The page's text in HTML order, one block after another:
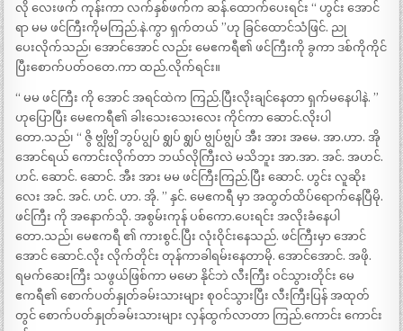
လို လေးဖက် ကုန်းကာ လက်နှစ်ဖက်က ဆန်.ထောက်ပေးရင်း “ ဟွင်း အောင်
ရာ မမ ဖင်ကြီးကိုမကြည်.နဲ.ကွာ ရှက်တယ် ”ဟု ခြင်ထောင်သံဖြင်. ညု
ပေးလိုက်သည်၊ အောင်အောင် လည်း မေဧကရီ၏ ဖင်ကြီးကို ခွကာ ဒစ်ကိုကိုင်
ပြီးစောက်ပတ်ဝတေ.ကာ ထည်.လိုက်ရင်း။
“ မမ ဖင်ကြီး ကို အောင် အရင်ထဲက ကြည်.ပြီးလိုးချင်နေတာ ရှက်မနေပါနဲ. ”
ဟုပြောပြီး မေဧကရီ၏ ခါးသေးသေးလေး ကိုင်ကာ ဆောင်.လိုးပါ
တော.သည်၊ “ ဇွိ ဗျွိဗျွိ ဘွပ်ပျွပ် ဈွပ် ဈွပ် ဗျွပ်ဗျွပ် အီး အား အမေ. အာ.ဟာ. အို
အောင်ရယ် ကောင်းလိုက်တာ ဘယ်လိုကြီးလဲ မသိဘူး အာ.အာ. အင်. အဟင်.
ဟင်. ဆောင်. ဆောင်. အီး အား မမ ဖင်ကြီးကြည်.ပြီး ဆောင်. ဟွင်း လူဆိုး
လေး အင်. အင်. ဟင်. ဟာ. အို. ” နှင်. မေဧကရီ မှာ အထွတ်ထိပ်ရောက်နေပြီမို.
ဖင်ကြီး ကို အနောက်သို. အစွမ်းကုန် ပစ်ကော.ပေးရင်း အလိုးခံနေပါ
တော.သည်၊ မေဧကရီ ၏ ကားစွင်.ပြီး လုံးဝိုင်းနေသည်. ဖင်ကြီးမှာ အောင်
အောင် ဆောင်.လိုး လိုက်တိုင်း တုန်ကာခါရမ်းနေတာမို. အောင်အောင်. အဖို.
ရမက်ဆေးကြီး သဖွယ်ဖြစ်ကာ မမော နိုင်ဘဲ လီးကြီး ဝင်သွားတိုင်း မေ
ဧကရီ၏ စောက်ပတ်နှုတ်ခမ်းသားများ စုဝင်သွားပြီး လီးကြီးပြန် အထုတ်
တွင် စောက်ပတ်နှုတ်ခမ်းသားများ လှန်ထွက်လာတာ ကြည်.ကောင်း ကောင်း